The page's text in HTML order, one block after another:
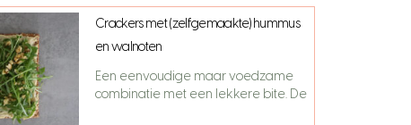
Crackers met (zelfgemaakte) hummus
en walnoten
Een eenvoudige maar voedzame
combinatie met een lekkere bite. De